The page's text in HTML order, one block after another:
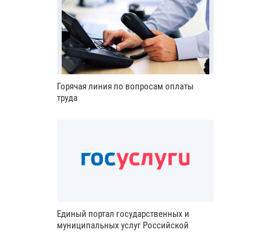
Горячая линия по вопросам оплаты
труда
Единый портал государственных и
муниципальных услуг Российской